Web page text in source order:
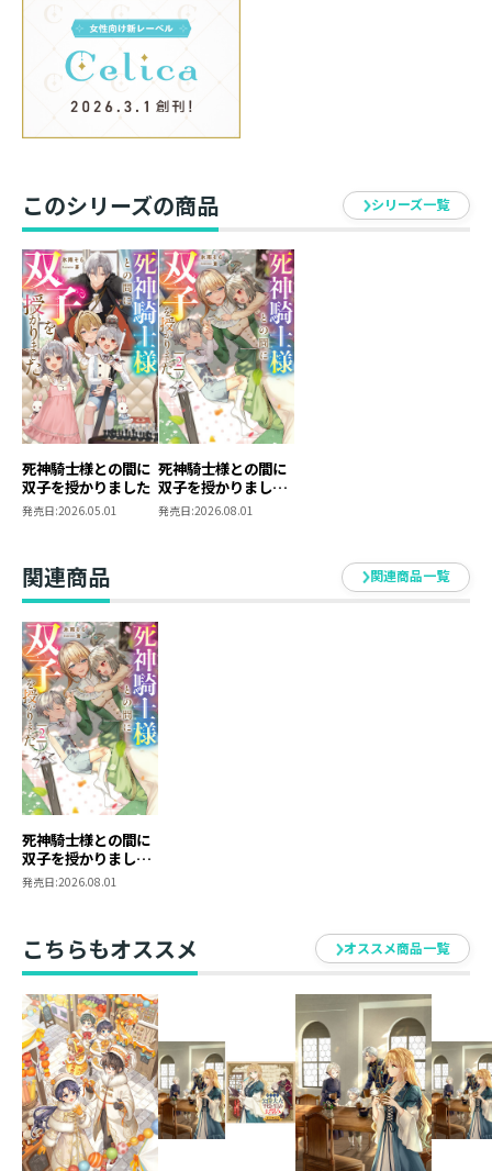
マに大変身⁉
そんな二人が過酷な運命を背負う魔剣の後継者に選ばれ
たと知り、
絶対耐えられない！ と彼らを最強の騎士様に育てること
を決意する！
おままごとと称して騎士様の礼儀を身につけさせたり、
遊んでるだけで強くなれる秘策で、知らず知らずのうち
に急成長させていく。
剣術大会でも圧倒する姿に大感激していると、旦那様の
態度にも変化があって――？
親バカ賢母が双子の騎士様を育てる、子育てファンタジ
ー！
著者：氷雨そら
本業看護師、四人の母。
この物語には、子育ての日々の煌めく思い出の欠片を詰
め込みました。
双子の無邪気な可愛らしさを楽しんでいただけますよう
イラスト：蒼
家族を大切に想うエミラと、エミラを想うルティアやハ
ルト、
リアムの温かい気持ちに癒されながら描かせていただき
ました。
双子たちの可愛らしさはもちろん、一家と魔剣に纏わる
物語からも目が離せません。
このシリーズの商品 シリーズ一覧
死神騎士様との間に
双子を授かりました
発売日:2026.05.01
死神騎士様との間に
双子を授かりました
２
発売日:2026.08.01
関連商品 関連商品一覧
死神騎士様との間に
双子を授かりました
２
発売日:2026.08.01
こちらもオススメ オススメ商品一覧